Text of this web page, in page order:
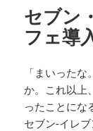
セブン
フェ導
「まいった
か。これ以上
ったことにな
セブン-イレ